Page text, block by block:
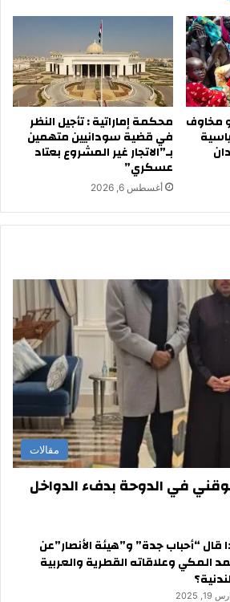
و مخاوف محكمة إماراتية : تأجيل النظر
في قضية سودانيين متهمين
بـ”الاتجار غير المشروع بعتاد
عسكري”
أغسطس 6, 2026
مقالات
في الدوحة بدفء الدواخل
قال “أحباب جدة” و”هيئة الأنصار”عن
المكي وعلاقاته القطرية والعربية
19, 2025